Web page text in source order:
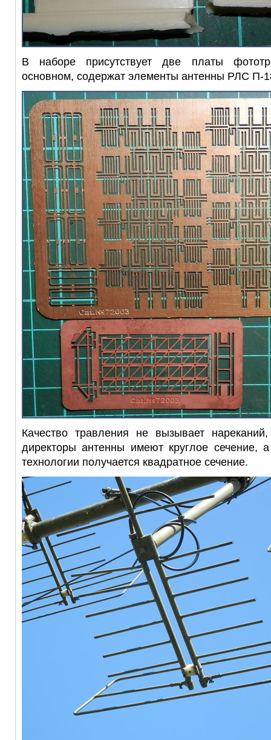
В наборе присутствует две платы
основном, содержат элементы антенны РЛС П-
Качество травления не вызывает
директоры антенны имеют круглое сечение,
технологии получается квадратное сечение.